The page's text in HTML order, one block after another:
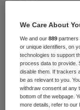
5082 keer gelezen
De
42
de NZa een
van
te werken aan
We Care About
We and our889 partners
or unique identifiers, on
technologies to support
process data to provide.
disable them. If trackers
be as relevant to you.
withdraw consent at any
bottom of the webpage.
more details, refer to our